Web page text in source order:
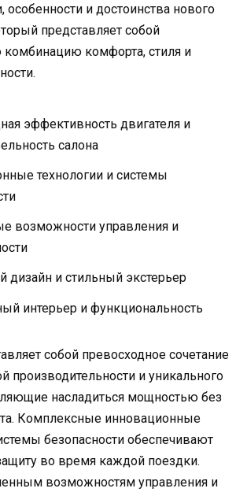
особенности и достоинства нового
представляет собой
комфорта, стиля и
эффективность двигателя и
салона
технологии и системы
возможности управления и
дизайн и стильный экстерьер
интерьер и функциональность
собой превосходное сочетание
производительности и уникального
насладиться мощностью без
Комплексные инновационные
безопасности обеспечивают
во время каждой поездки.
возможностям управления и